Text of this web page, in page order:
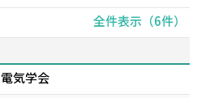
全件表示（6件）
電気学会